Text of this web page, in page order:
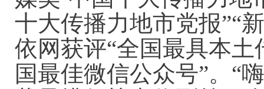
十大传播力地市党报”“
依网获评“全国最具本
国最佳微信公众号”。“